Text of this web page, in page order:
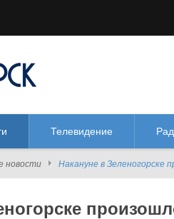
Телевидение
новости Накануне в Зеленогорске